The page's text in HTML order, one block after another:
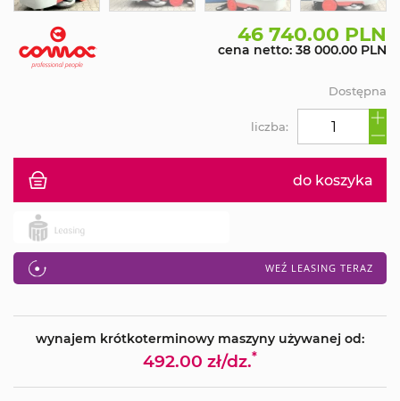
46 740.00 PLN
cena netto: 38 000.00 PLN
do koszyka
WEŹ LEASING TERAZ
liczba:
Dostępna
wynajem krótkoterminowy maszyny używanej od:
492.00 zł/dz.*